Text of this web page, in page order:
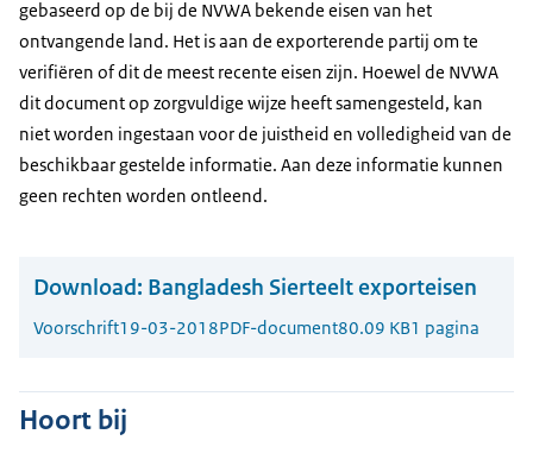
gebaseerd op de bij de NVWA bekende eisen van het
ontvangende land. Het is aan de exporterende partij om te
verifiëren of dit de meest recente eisen zijn. Hoewel de NVWA
dit document op zorgvuldige wijze heeft samengesteld, kan
niet worden ingestaan voor de juistheid en volledigheid van de
beschikbaar gestelde informatie. Aan deze informatie kunnen
geen rechten worden ontleend.
Download: Bangladesh Sierteelt exporteisen
Voorschrift19-03-2018PDF-document80.09 KB1 pagina
Hoort bij